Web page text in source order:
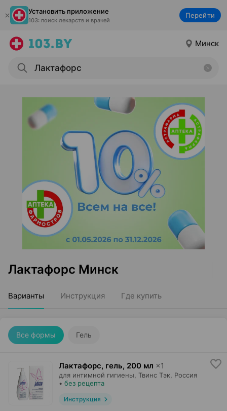
Установить приложение
103: поиск лекарств и врачей
Перейти
Минск
Лактафорс Минск
Варианты Инструкция Где купить
Все формы Гель
Лактафорс, гель, 200 мл ×1
для интимной гигиены, Твинс Тэк , Россия
• без рецепта
Инструкция